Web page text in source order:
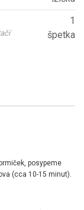
1
špetka
posypeme
(cca 10-15 minut).